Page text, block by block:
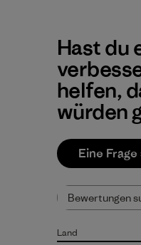
Hast du
helfen,
würden
Eine
Land
Alle